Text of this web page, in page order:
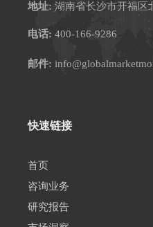
地址: 湖南省长沙市开福区
电话: 400-166-9286
邮件:
快速链接
首页
咨询业务
研究报告